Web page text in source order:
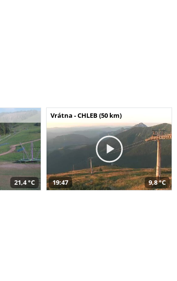
21,4 °C
Vrátna - CHLEB (50 km)
19:47 9,8 °C